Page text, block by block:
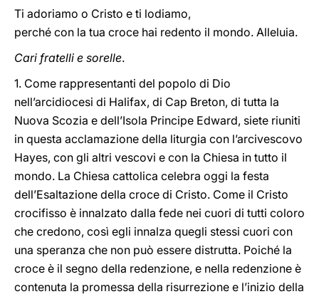
Ti adoriamo o Cristo e ti lodiamo,
perché con la tua croce hai redento il mondo. Alleluia.
Cari fratelli e sorelle.
1. Come rappresentanti del popolo di Dio
nell’arcidiocesi di Halifax, di Cap Breton, di tutta la
Nuova Scozia e dell’Isola Principe Edward, siete riuniti
in questa acclamazione della liturgia con l’arcivescovo
Hayes, con gli altri vescovi e con la Chiesa in tutto il
mondo. La Chiesa cattolica celebra oggi la festa
dell’Esaltazione della croce di Cristo. Come il Cristo
crocifisso è innalzato dalla fede nei cuori di tutti coloro
che credono, così egli innalza quegli stessi cuori con
una speranza che non può essere distrutta. Poiché la
croce è il segno della redenzione, e nella redenzione è
contenuta la promessa della risurrezione e l’inizio della